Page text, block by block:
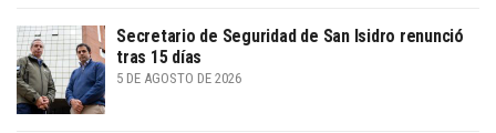
Secretario de Seguridad de San Isidro renunció
tras 15 días
5 DE AGOSTO DE 2026